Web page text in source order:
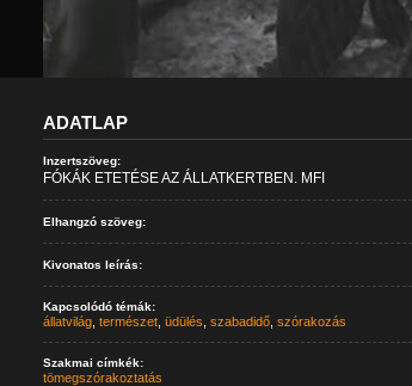
ADATLAP
Inzertszöveg:
FÓKÁK ETETÉSE AZ ÁLLATKERTBEN. MFI
Elhangzó szöveg:
Kivonatos leírás:
Kapcsolódó témák:
állatvilág, természet, üdülés szabadidő, szórakozás
Szakmai címkék:
tömegszórakoztatás